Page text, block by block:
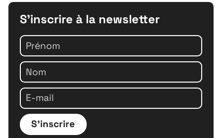
S'inscrire à la newsletter
S'inscrire